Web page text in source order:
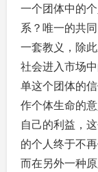
一个团体中的
系？唯一的共
一套教义，除
社会进入市场
单这个团体的
作个体生命的
自己的利益，
的个人终于不
而在另外一种